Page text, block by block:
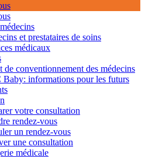
et prestataires de soins
médicaux
de conventionnement des médecins
Baby: informations pour les futurs
votre consultation
rendez-vous
un rendez-vous
une consultation
médicale